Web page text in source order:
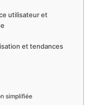
utilisateur et
et tendances
simplifiée